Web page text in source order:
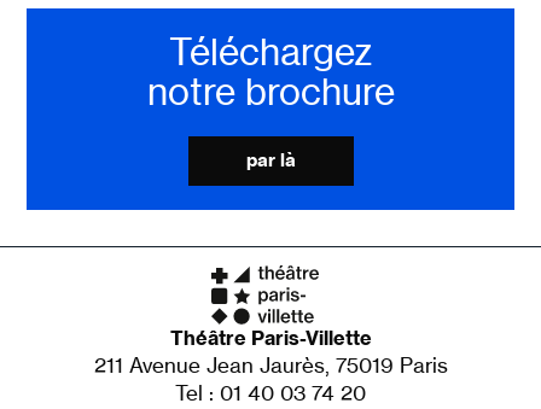
Téléchargez
notre brochure
par là
Théâtre Paris-Villette
211 Avenue Jean Jaurès, 75019 Paris
Tel : 01 40 03 74 20